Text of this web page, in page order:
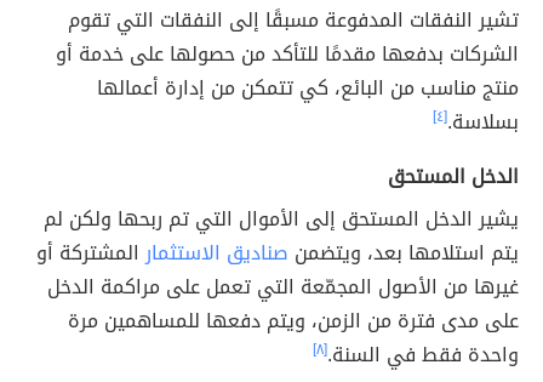
تشير النفقات المدفوعة مسبقًا إلى النفقات التي تقوم
الشركات بدفعها مقدمًا للتأكد من حصولها على خدمة أو
منتج مناسب من البائع، كي تتمكن من إدارة أعمالها
بسلاسة.[٤]
الدخل المستحق
يشير الدخل المستحق إلى الأموال التي تم ربحها ولكن لم
يتم استلامها بعد، ويتضمن صناديق الاستثمارالمشتركة أو
غيرها من الأصول المجمّعة التي تعمل على مراكمة الدخل
على مدى فترة من الزمن، ويتم دفعها للمساهمين مرة
واحدة فقط في السنة.[٨]